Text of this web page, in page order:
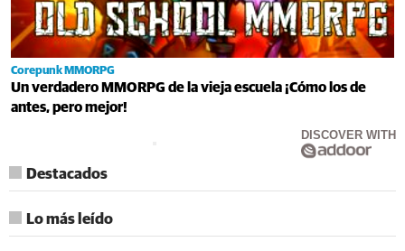
Corepunk MMORPG
Un verdadero MMORPG de la vieja escuela ¡Cómo los de
antes, pero mejor!
DISCOVER WITH
Destacados
Lo más leído